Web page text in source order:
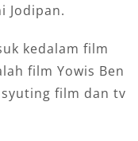
Jodipan.
kedalam film
film Yowis Ben
film dan tv